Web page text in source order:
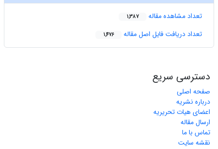
تعداد مشاهده مقاله 1,387
تعداد دریافت فایل اصل مقاله 1,476
دسترسی سریع
صفحه اصلی
درباره نشریه
اعضای هیات تحریریه
ارسال مقاله
تماس با ما
نقشه سایت